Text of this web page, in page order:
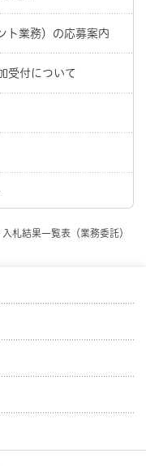
ト業務）の応募案内
受付について
入札結果一覧表（業務委託）